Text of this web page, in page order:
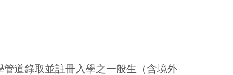
道錄取並註冊入學之一般生（含境外